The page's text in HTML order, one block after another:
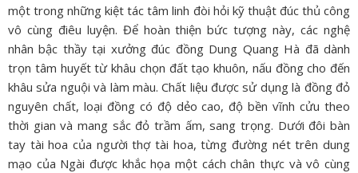
một trong những kiệt tác tâm linh đòi hỏi kỹ thuật đúc thủ công
vô cùng điêu luyện. Để hoàn thiện bức tượng này, các nghệ
nhân bậc thầy tại xưởng đúc đồng Dung Quang Hà đã dành
trọn tâm huyết từ khâu chọn đất tạo khuôn, nấu đồng cho đến
khâu sửa nguội và làm màu. Chất liệu được sử dụng là đồng đỏ
nguyên chất, loại đồng có độ dẻo cao, độ bền vĩnh cửu theo
thời gian và mang sắc đỏ trầm ấm, sang trọng. Dưới đôi bàn
tay tài hoa của người thợ tài hoa, từng đường nét trên dung
mạo của Ngài được khắc họa một cách chân thực và vô cùng